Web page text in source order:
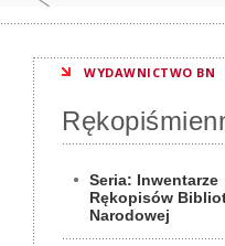
WYDAWNICTWO BN
Seria: Inwentarze
Rękopisów
Narodowej